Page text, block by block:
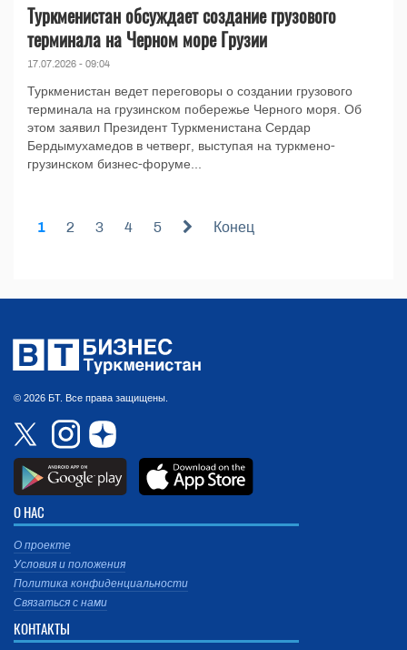
Туркменистан обсуждает создание грузового
терминала на Черном море Грузии
17.07.2026 - 09:04
Туркменистан ведет переговоры о создании грузового
терминала на грузинском побережье Черного моря. Об
этом заявил Президент Туркменистана Сердар
Бердымухамедов в четверг, выступая на туркмено-
грузинском бизнес-форуме...
1 2 3 4 5 Конец
© 2026 БТ. Все права защищены.
О НАС
О проекте
Условия и положения
Политика конфиденциальности
Связаться с нами
КОНТАКТЫ